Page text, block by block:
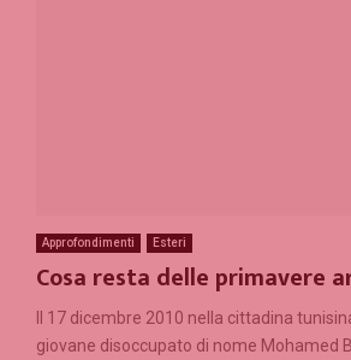
Approfondimenti Esteri
Cosa resta delle primavere
Il 17 dicembre 2010 nella cittadina
giovane disoccupato di nome Mohamed